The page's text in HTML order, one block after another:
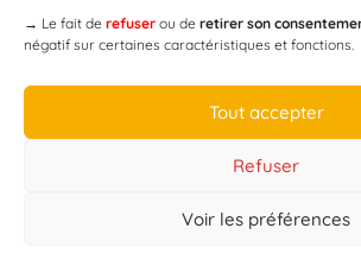
→ Le fait de refuser ou de retirer son
négatif sur certaines caractéristiques et fonctions.
Tout accepter
Refuser
Voir les préférences
Designed byWEB3-